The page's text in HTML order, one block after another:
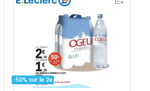
-50% sur le 2e